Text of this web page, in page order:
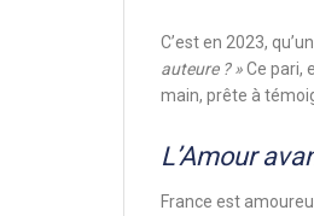
C’est en 2023,
auteure ? »Ce pari,
main, prête à
L’Amour
France est